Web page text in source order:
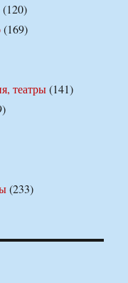
(120)
(169)
театры(141)
(233)